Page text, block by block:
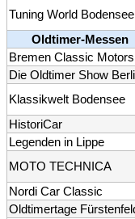
Tuning World Bodensee
Oldtimer-Messen
Bremen Classic
Die Oldtimer Show
Klassikwelt Bodensee
HistoriCar
Legenden in Lippe
MOTO TECHNICA
Nordi Car Classic
Oldtimertage